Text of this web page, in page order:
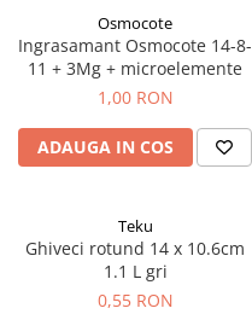
Varza
fragute
leustean
Osmocote
Ingrasamant Osmocote 14-8-
11 + 3Mg + microelemente
1,00 RON
ADAUGA IN COS
Teku
Ghiveci rotund 14 x 10.6cm
1.1 L gri
0,55 RON